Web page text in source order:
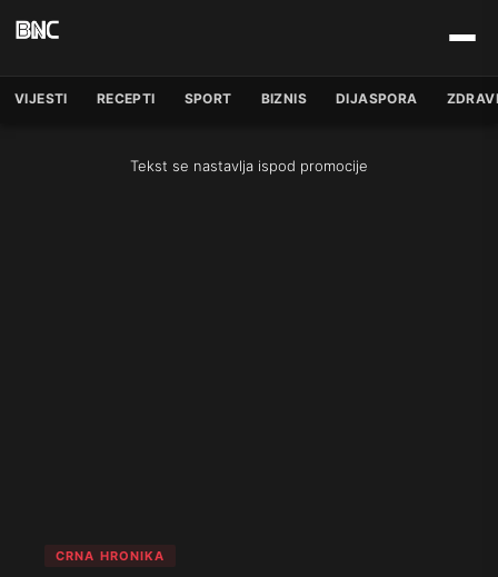
VIJESTI RECEPTI SPORT BIZNIS DIJASPORA
Tekst se nastavlja ispod promocije
CRNA HRONIKA